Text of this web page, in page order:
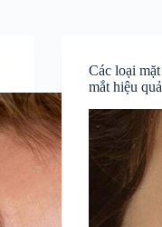
Các loại
mắt hiệu quả